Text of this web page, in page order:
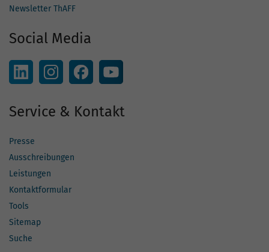
Newsletter ThAFF
Social Media
Service & Kontakt
Presse
Ausschreibungen
Leistungen
Kontaktformular
Tools
Sitemap
Suche